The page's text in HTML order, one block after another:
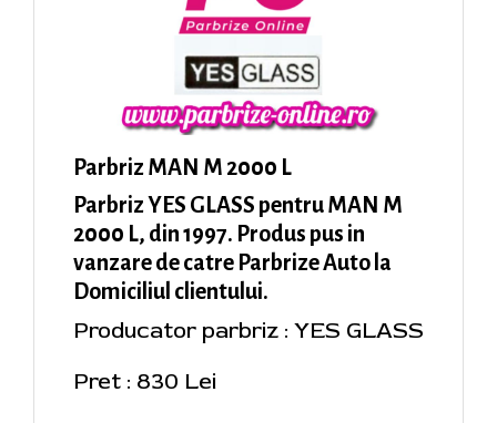
Parbriz MAN M 2000 L
Parbriz YES GLASS pentru MAN M
2000 L, din 1997. Produs pus in
vanzare de catre Parbrize Auto la
Domiciliul clientului.
Producator parbriz : YES GLASS
Pret : 830 Lei